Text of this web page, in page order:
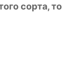
сорта, то